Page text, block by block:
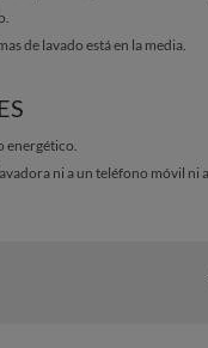
de lavado está en la media.
energético.
ni a un teléfono móvil ni